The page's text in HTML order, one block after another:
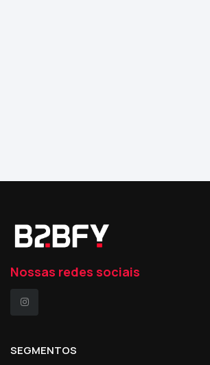
Nossas redes sociais
SEGMENTOS